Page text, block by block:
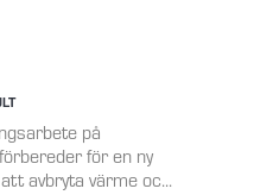
på
för en ny
avbryta värme oc...